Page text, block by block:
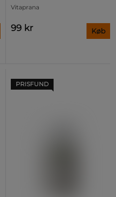
Vitaprana
99 kr Køb
PRISFUND